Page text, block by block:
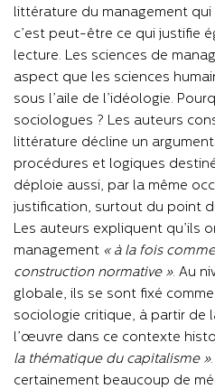
littérature du management qui
c’est peut-être ce qui justifie
lecture. Les sciences de
aspect que les sciences
sous l’aile de l’idéologie.
sociologues ? Les auteurs
littérature décline un
procédures et logiques
déploie aussi, par la même
justification, surtout du point
Les auteurs expliquent qu’ils
management « à la fois
construction normative ». Au
globale, ils se sont fixé
sociologie critique, à partir de
l’œuvre dans ce contexte
la thématique du capitalisme »
certainement beaucoup de